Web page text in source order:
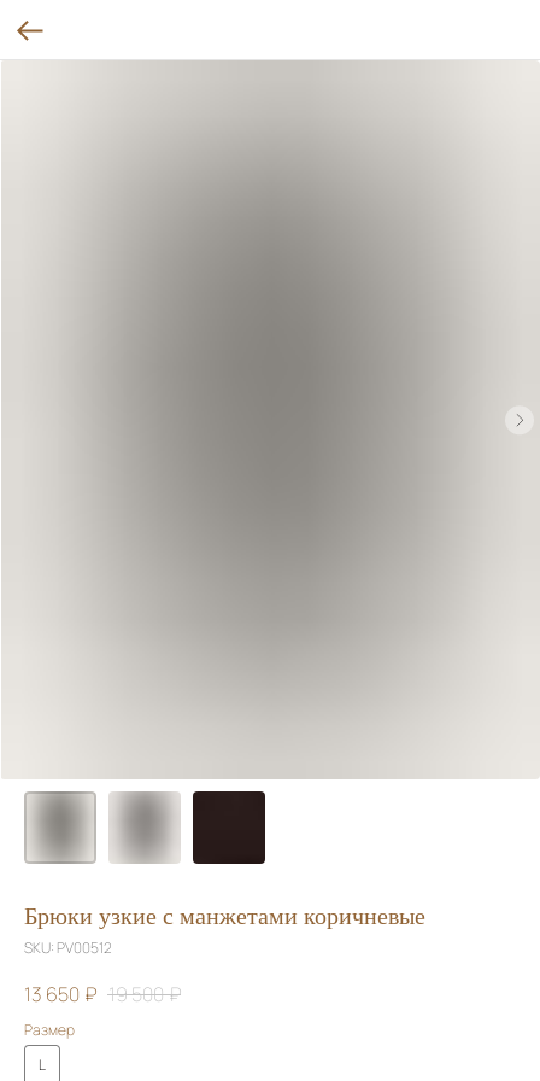
Брюки узкие с манжетами коричневые
SKU: PV00512
13 650 ₽ 19 500₽
Размер
L